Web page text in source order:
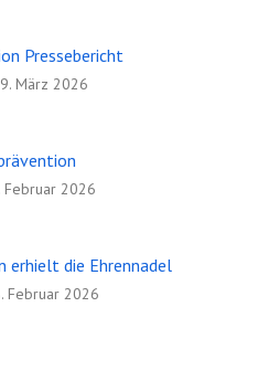
2026
April 2026
Pressebericht
März 2026
Februar 2026
erhielt die Ehrennadel
Februar 2026